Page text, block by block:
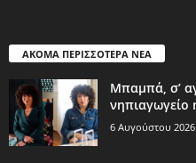
ΑΚΟΜΑ ΠΕΡΙΣΣΟΤΕΡΑ ΝΕΑ
Μπαμπά, σ’
νηπιαγωγείο
6 Αυγούστου 2026